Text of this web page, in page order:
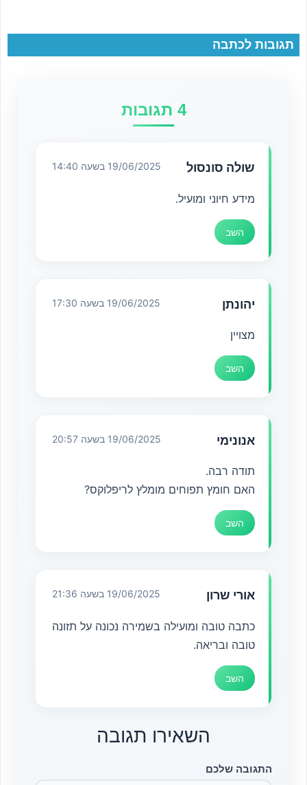
תגובות לכתבה
4 תגובות
שולה סונסול 19/06/2025 בשעה 14:40
מידע חיוני ומועיל.
השב
יהונתן 19/06/2025 בשעה 17:30
מצויין
השב
אנונימי 19/06/2025 בשעה 20:57
תודה רבה.
האם חומץ תפוחים מומלץ לריפלוקס?
השב
אורי שרון 19/06/2025 בשעה 21:36
כתבה טובה ומועילה בשמירה נכונה על תזונה
טובה ובריאה.
השב
השאירו תגובה
התגובה שלכם